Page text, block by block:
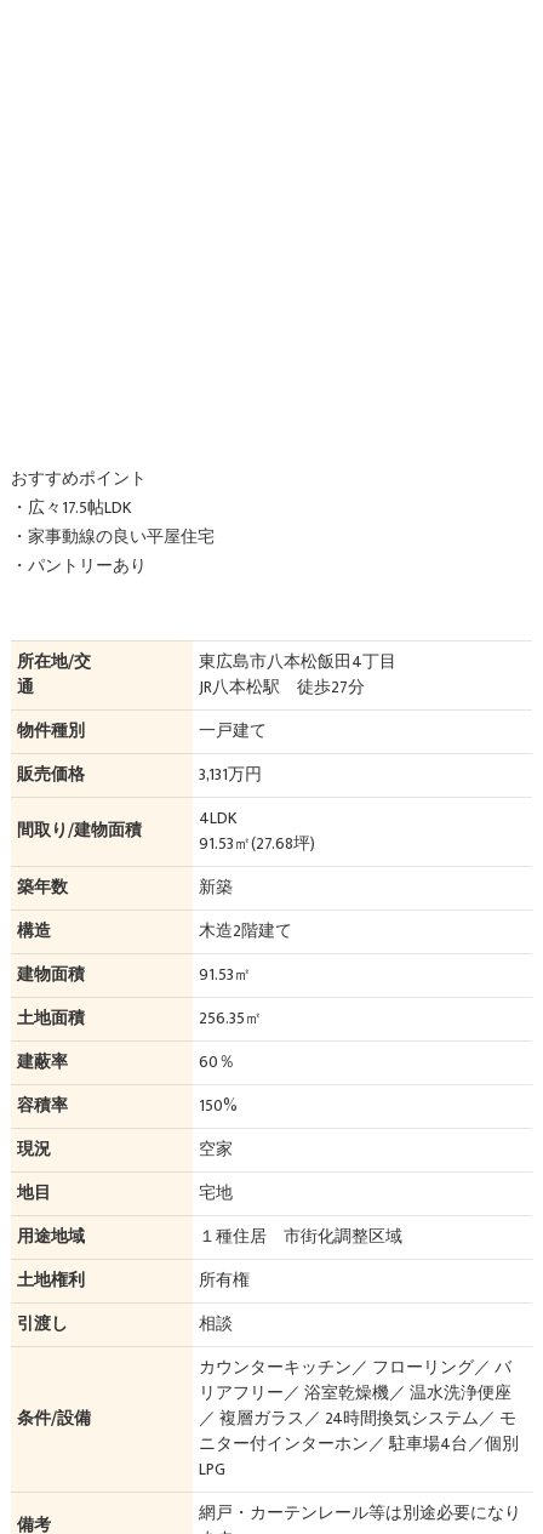
おすすめポイント
・広々17.5帖LDK
・家事動線の良い平屋住宅
・パントリーあり
所在地/交
通
東広島市八本松飯田4丁目
JR八本松駅 徒歩27分
物件種別
一戸建て
販売価格
3,131万円
間取り/建物面積
4LDK
91.53㎡(27.68坪)
築年数
新築
構造
木造2階建て
建物面積
91.53㎡
土地面積
256.35㎡
建蔽率
60％
容積率
150%
現況
空家
地目
宅地
用途地域
１種住居 市街化調整区域
土地権利
所有権
引渡し
相談
条件/設備
カウンターキッチン／ フローリング／ バ
リアフリー／ 浴室乾燥機／ 温水洗浄便座
／ 複層ガラス／ 24時間換気システム／ モ
ニター付インターホン／ 駐車場4台／個別
LPG
備考
網戸・カーテンレール等は別途必要になり